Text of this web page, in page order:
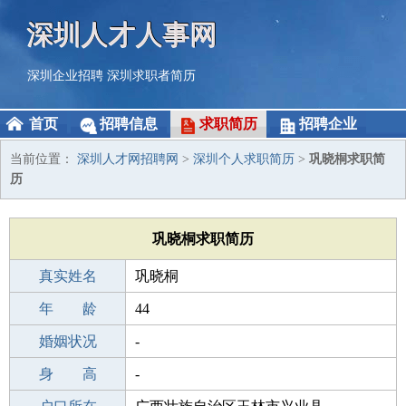
深圳人才人事网
深圳企业招聘 深圳求职者简历
首页 招聘信息 求职简历 招聘企业
当前位置： 深圳人才网招聘网 > 深圳个人求职简历 > 巩晓桐求职简
历
巩晓桐求职简历
真实姓名 巩晓桐
性 别 女
年 龄 44
出生年月 1982-05-16
婚姻状况 -
学 历 中专
身 高 -